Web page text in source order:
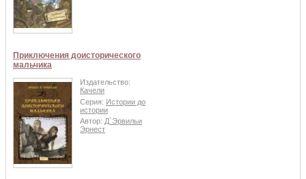
Приключения доисторического
мальчика
Издательство:
Качели
Серия: Истории до
истории
Автор: Д`Эрвильи
Эрнест